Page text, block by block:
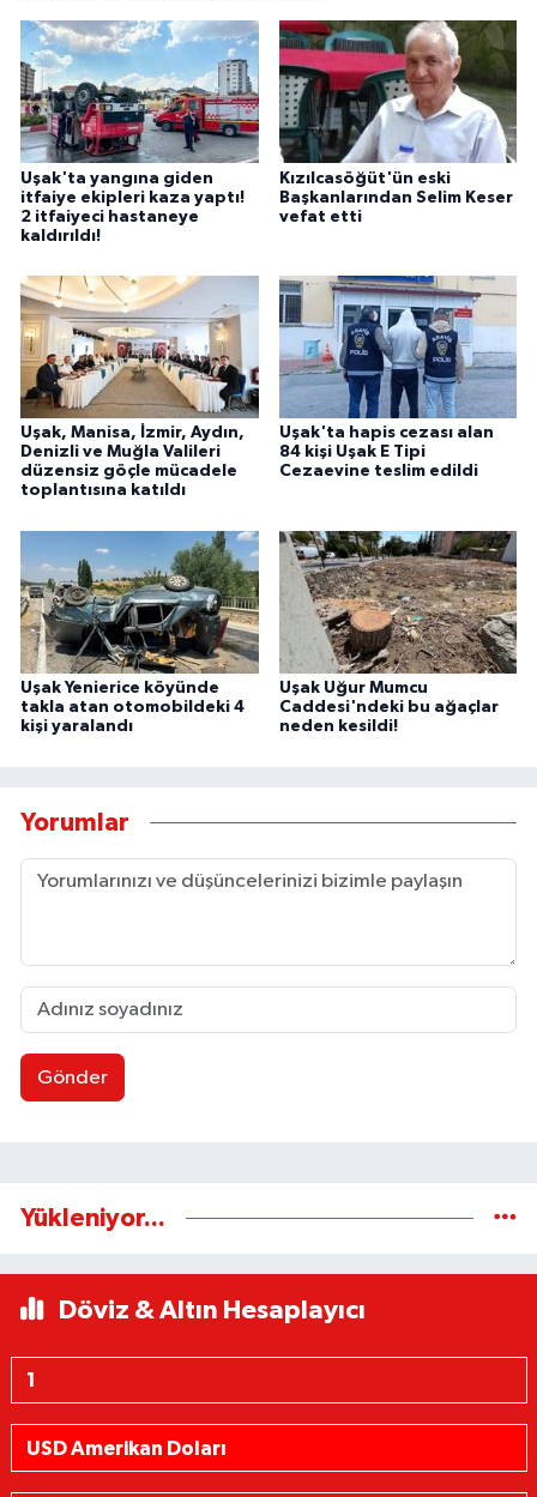
Uşak'ta yangına giden
itfaiye ekipleri kaza yaptı!
2 itfaiyeci hastaneye
kaldırıldı!
Kızılcasöğüt'ün eski
Başkanlarından Selim Keser
vefat etti
Uşak, Manisa, İzmir, Aydın,
Denizli ve Muğla Valileri
düzensiz göçle mücadele
toplantısına katıldı
Uşak'ta hapis cezası alan
84 kişi Uşak E Tipi
Cezaevine teslim edildi
Uşak Yenierice köyünde
takla atan otomobildeki 4
kişi yaralandı
Uşak Uğur Mumcu
Caddesi'ndeki bu ağaçlar
neden kesildi!
Yorumlar
Gönder
Yükleniyor...
Döviz & Altın Hesaplayıcı